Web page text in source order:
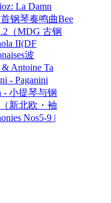
La Damn
钢琴奏鸣曲Bee
（MDG 古钢
II(DF
波
Antoine Ta
- Paganini
- 小提琴与钢
新北欧・袖
Nos5-9 |